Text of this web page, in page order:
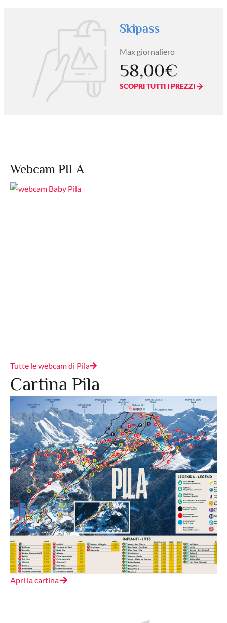
Skipass
Max giornaliero
58,00€
SCOPRI TUTTI I PREZZI
Webcam PILA
Tutte le webcam di Pila
Cartina Pila
Apri la cartina